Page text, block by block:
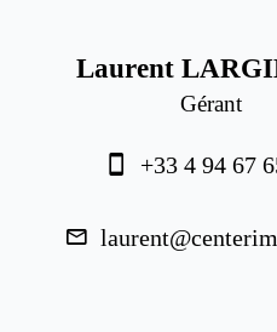
Laurent
Gérant
+33 4 94 67